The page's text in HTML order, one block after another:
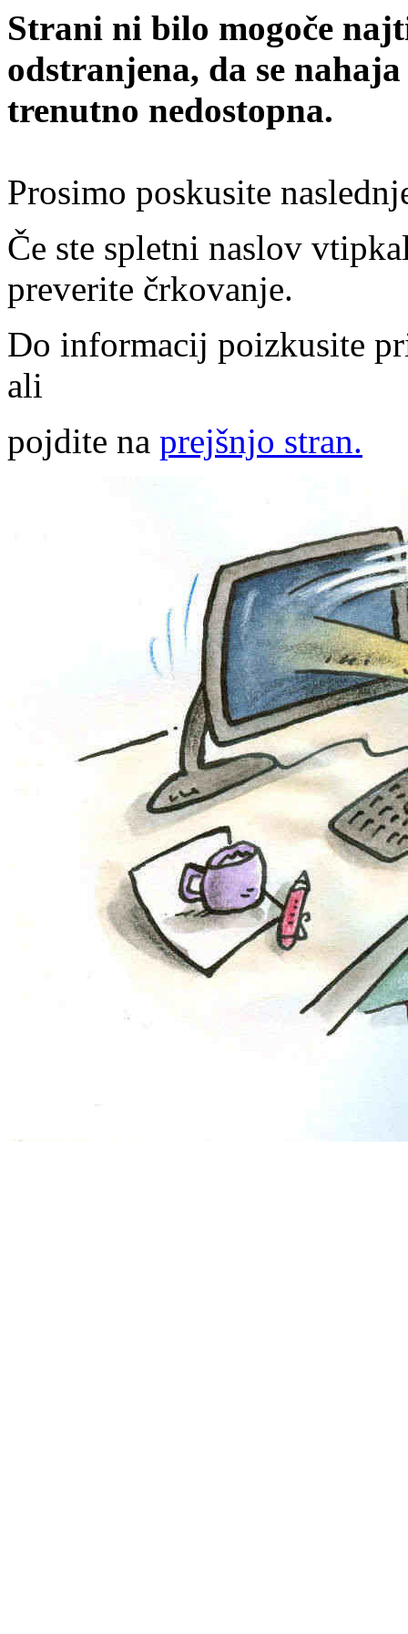
Strani ni bilo mogoče
odstranjena, da se
trenutno nedostopna.
Prosimo poskusite
Če ste spletni naslov
preverite črkovanje.
Do informacij poizkusite
ali
pojdite na prejšnjo stran.